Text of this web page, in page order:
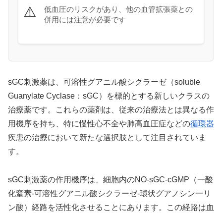
⚠️
低血圧のリスクがあり、他の血管拡張薬との
併用には注意が必要です
sGC刺激薬は、可溶性グアニル酸シクラーゼ（soluble
Guanylate Cyclase：sGC）を標的とする新しいクラスの
治療薬です。これらの薬剤は、従来の治療法とは異なる作
用機序を持ち、特に慢性心不全や肺高血圧症などの循環器
疾患の治療において新たな選択肢として注目されていま
す。
sGC刺激薬の作用機序は、細胞内のNO-sGC-cGMP（一酸
化窒素-可溶性グアニル酸シクラーゼ-環状グアノシン一リ
ン酸）経路を活性化させることにあります。この経路は血